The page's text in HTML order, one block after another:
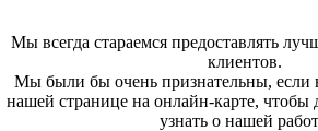
Мы всегда стараемся предоставлять
клиентов.
Мы были бы очень признательны, если
нашей странице на онлайн-карте, чтобы
узнать о нашей